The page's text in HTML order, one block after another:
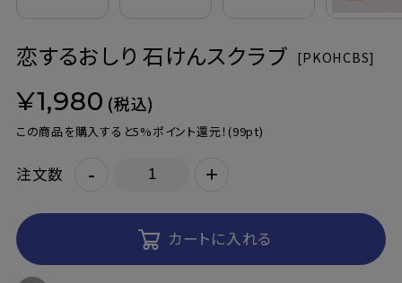
会員登録でお得
NEWS一覧
恋するおしり 石けんスクラブ [PKOHCBS]
¥1,980 (税込)
この商品を購入すると5%ポイント還元！ (99pt)
注文数 - +
カートに入れる